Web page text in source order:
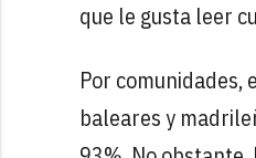
que le gusta leer
Por comunidades,
baleares y